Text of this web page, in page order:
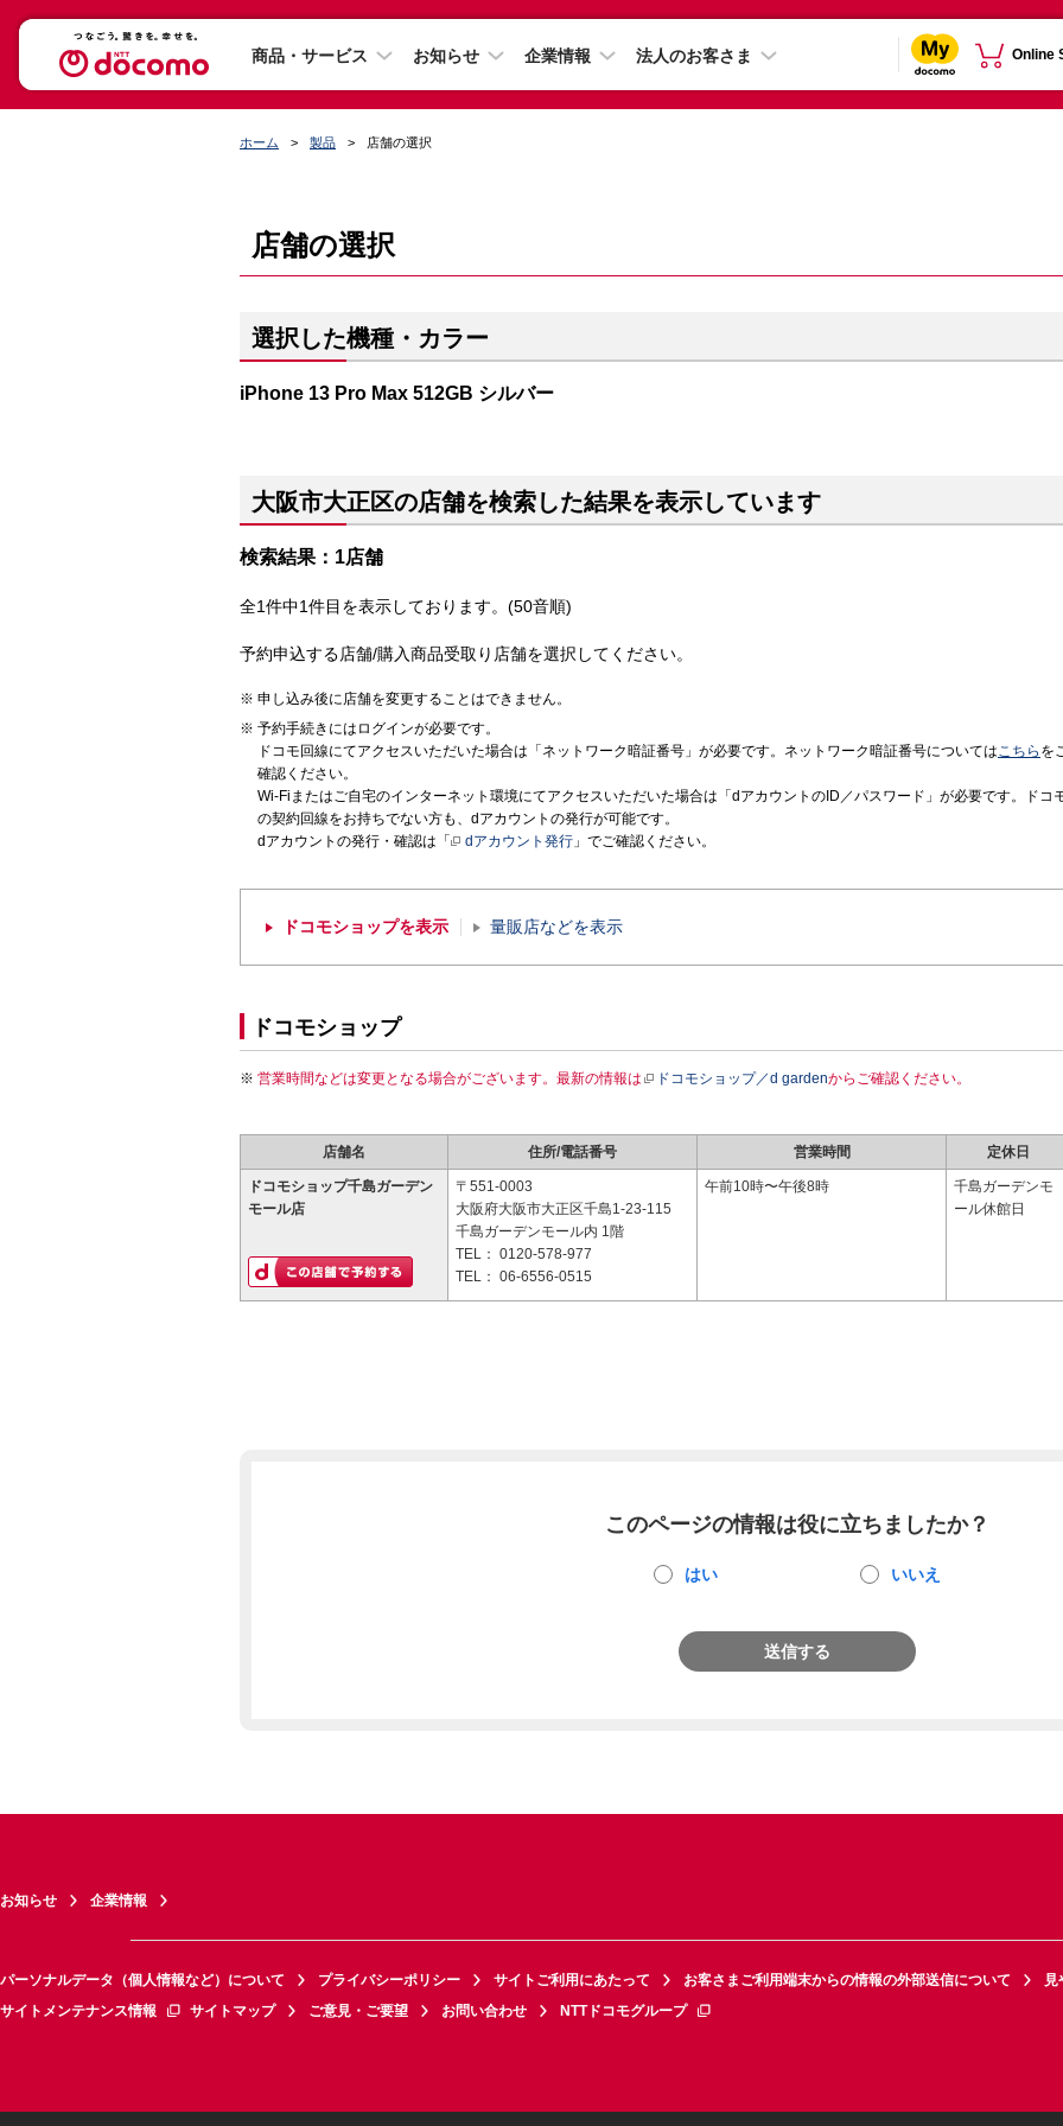
商品・サービス お知らせ 企業情報 法人のお客さま Online
ホーム 製品 店舗の選択
店舗の選択
選択した機種・カラー
iPhone 13 Pro Max 512GB シルバー
大阪市大正区の店舗を検索した結果を表示しています
検索結果：1店舗
全1件中1件目を表示しております。(50音順)
予約申込する店舗/購入商品受取り店舗を選択してください。
申し込み後に店舗を変更することはできません。
予約手続きにはログインが必要です。
ドコモ回線にてアクセスいただいた場合は「ネットワーク暗証番号」が必要です。ネットワーク暗証番号についてはこちら を
確認ください。
Wi-Fiまたはご自宅のインターネット環境にてアクセスいただいた場合は「dアカウントのID／パスワード」が必要です。ドコ
の契約回線をお持ちでない方も、dアカウントの発行が可能です。
dアカウントの発行・確認は「
dアカウント発行 」でご確認ください。
ドコモショップを表示 量販店などを表示
ドコモショップ
営業時間などは変更となる場合がございます。最新の情報は ドコモショップ／d gardenからご確認ください。
店舗名 住所/電話番号 営業時間 定休日
ドコモショップ千島ガーデン
モール店
〒551-0003
大阪府大阪市大正区千島1-23-115
千島ガーデンモール内 1階
TEL： 0120-578-977
TEL： 06-6556-0515
午前10時〜午後8時
千島ガーデンモ
ール休館日
このページの情報は役に立ちましたか？
はい いいえ
送信する
お知らせ 企業情報
パーソナルデータ（個人情報など）について プライバシーポリシー サイトご利用にあたって お客さまご利用端末からの情報の外部送信について
見
サイトメンテナンス情報
サイトマップ ご意見・ご要望 お問い合わせ NTTドコモグループ